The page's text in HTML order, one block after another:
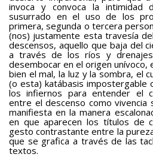
invoca y convoca la intimidad
susurrado en el uso de los
primera, segunda o tercera
(nos) justamente esta travesía
descensos, aquello que baja del
a través de los ríos y drenajes
desembocar en el origen
bien el mal, la luz y la sombra, el
(o esta) katábasis impostergable
los infiernos para entender el
entre el descenso como vivencia
manifiesta en la manera
en que aparecen los títulos de
gesto contrastante entre la
que se grafica a través de las
textos.